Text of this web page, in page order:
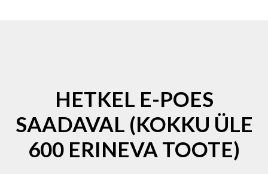
HETKEL E-POES
SAADAVAL (KOKKU ÜLE
600 ERINEVA TOOTE)